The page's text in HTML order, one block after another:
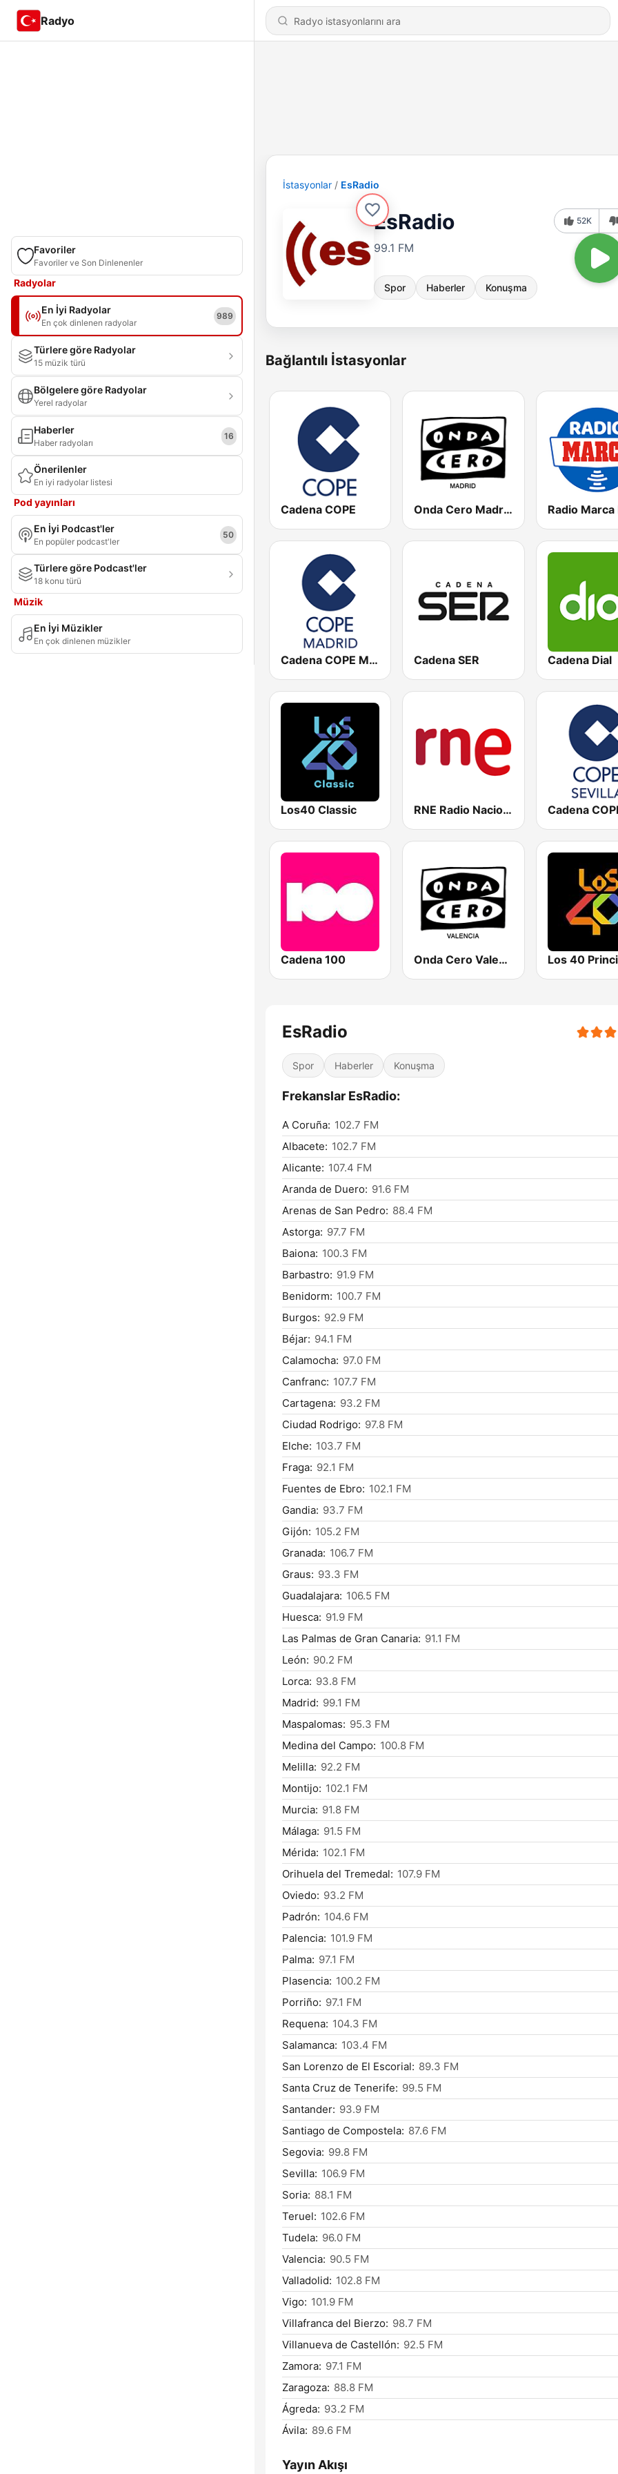
Radyo
Favoriler
Favoriler ve Son Dinlenenler
Radyolar
En İyi Radyolar
En çok dinlenen radyolar
989
Türlere göre Radyolar
15 müzik türü
Bölgelere göre Radyolar
Yerel radyolar
Haberler
Haber radyoları
16
Önerilenler
En iyi radyolar listesi
Pod yayınları
En İyi Podcast'ler
En popüler podcast'ler
50
Türlere göre Podcast'ler
18 konu türü
Müzik
En İyi Müzikler
En çok dinlenen müzikler
İstasyonlar EsRadio
EsRadio
99.1 FM
Spor Haberler Konuşma
52K
Bağlantılı İstasyonlar
Cadena COPE Onda Cero Madrid
Cadena COPE Madrid Cadena SER Cadena Dial
Los40 Classic RNE Radio Nacional
Cadena 100 Onda Cero Valencia
EsRadio
Spor Haberler Konuşma
Frekanslar EsRadio:
A Coruña: 102.7 FM
Albacete: 102.7 FM
Alicante: 107.4 FM
Aranda de Duero: 91.6 FM
Arenas de San Pedro: 88.4 FM
Astorga: 97.7 FM
Baiona: 100.3 FM
Barbastro: 91.9 FM
Benidorm: 100.7 FM
Burgos: 92.9 FM
Béjar: 94.1 FM
Calamocha: 97.0 FM
Canfranc: 107.7 FM
Cartagena: 93.2 FM
Ciudad Rodrigo: 97.8 FM
Elche: 103.7 FM
Fraga: 92.1 FM
Fuentes de Ebro: 102.1 FM
Gandia: 93.7 FM
Gijón: 105.2 FM
Granada: 106.7 FM
Graus: 93.3 FM
Guadalajara: 106.5 FM
Huesca: 91.9 FM
Las Palmas de Gran Canaria: 91.1 FM
León: 90.2 FM
Lorca: 93.8 FM
Madrid: 99.1 FM
Maspalomas: 95.3 FM
Medina del Campo: 100.8 FM
Melilla: 92.2 FM
Montijo: 102.1 FM
Murcia: 91.8 FM
Málaga: 91.5 FM
Mérida: 102.1 FM
Orihuela del Tremedal: 107.9 FM
Oviedo: 93.2 FM
Padrón: 104.6 FM
Palencia: 101.9 FM
Palma: 97.1 FM
Plasencia: 100.2 FM
Porriño: 97.1 FM
Requena: 104.3 FM
Salamanca: 103.4 FM
San Lorenzo de El Escorial: 89.3 FM
Santa Cruz de Tenerife: 99.5 FM
Santander: 93.9 FM
Santiago de Compostela: 87.6 FM
Segovia: 99.8 FM
Sevilla: 106.9 FM
Soria: 88.1 FM
Teruel: 102.6 FM
Tudela: 96.0 FM
Valencia: 90.5 FM
Valladolid: 102.8 FM
Vigo: 101.9 FM
Villafranca del Bierzo: 98.7 FM
Villanueva de Castellón: 92.5 FM
Zamora: 97.1 FM
Zaragoza: 88.8 FM
Ágreda: 93.2 FM
Ávila: 89.6 FM
Yayın Akışı